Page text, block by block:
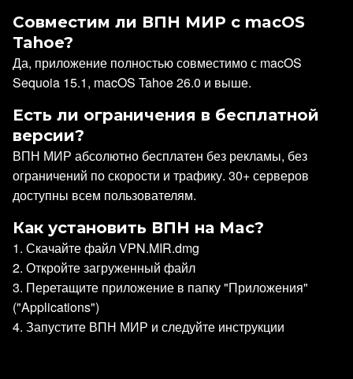
Совместим ли ВПН МИР с macOS
Tahoe?
Да, приложение полностью совместимо с macOS
Sequoia 15.1, macOS Tahoe 26.0 и выше.
Есть ли ограничения в бесплатной
версии?
ВПН МИР абсолютно бесплатен без рекламы, без
ограничений по скорости и трафику. 30+ серверов
доступны всем пользователям.
Как установить ВПН на Mac?
1. Скачайте файл VPN.MIR.dmg
2. Откройте загруженный файл
3. Перетащите приложение в папку "Приложения"
("Applications")
4. Запустите ВПН МИР и следуйте инструкции